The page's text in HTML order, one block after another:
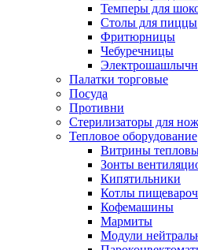
Темперы для
Столы для пиццы
Фритюрницы
Чебуречницы
Палатки торговые
Посуда
Противни
Стерилизаторы для
Тепловое оборудование
Витрины
Зонты
Кипятильники
Котлы
Кофемашины
Мармиты
Модули